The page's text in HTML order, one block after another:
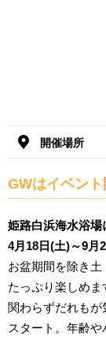
開催場所
GWはイベン
姫路白浜海水浴
4月18日(土)～9月
お盆期間を除き
たっぷり楽しめ
関わらずだれもが
スタート。年齢